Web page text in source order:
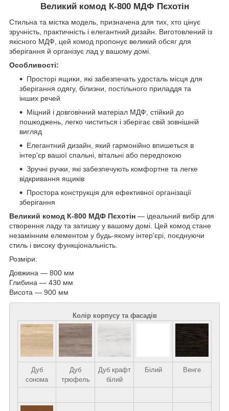
Великий комод К-800 МДФ Пєхотін
Стильна та містка модель, призначена для тих, хто цінує
зручність, практичність і елегантний дизайн. Виготовлений із
якісного МДФ, цей комод пропонує великий обсяг для
зберігання й організує лад у вашому домі.
Особливості:
Просторі ящики, які забезпечать удосталь місця для
зберігання одягу, білизни, постільного приладдя та
інших речей
Міцний і довговічний матеріал МДФ, стійкий до
пошкоджень, легко чиститься і зберігає свій зовнішній
вигляд
Елегантний дизайн, який гармонійно впишеться в
інтер'єр вашої спальні, вітальні або передпокою
Зручні ручки, які забезпечують комфортне та легке
відкривання ящиків
Простора конструкція для ефективної організації
зберігання
Великий комод К-800 МДФ Пєхотін — ідеальний вибір для
створення ладу та затишку у вашому домі. Цей комод стане
незамінним елементом у будь-якому інтер'єрі, поєднуючи
стиль і високу функціональність.
Розміри:
Довжина — 800 мм
Глибина — 430 мм
Висота — 900 мм
Колір корпусу та фасадів
Дуб
сонома
Дуб
трюфель
Дуб крафт
білий
Білий Венге